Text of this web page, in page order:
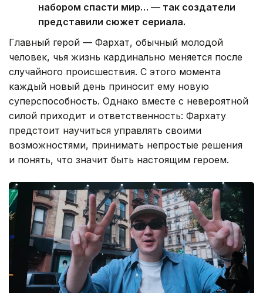
набором спасти мир… — так создатели
представили сюжет сериала.
Главный герой — Фархат, обычный молодой
человек, чья жизнь кардинально меняется после
случайного происшествия. С этого момента
каждый новый день приносит ему новую
суперспособность. Однако вместе с невероятной
силой приходит и ответственность: Фархату
предстоит научиться управлять своими
возможностями, принимать непростые решения
и понять, что значит быть настоящим героем.